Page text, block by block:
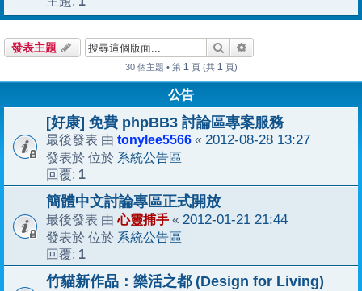
發表主題 搜尋
30 個主題 • 第 1 頁 (共 1 頁)
公告
[好康] 免費 phpBB3 討論區專案服務
最後發表 由 tonylee5566 « 2012-08-28 13:27
發表於 位於 系統公告區
回覆: 1
簡體中文討論專區正式開放
最後發表 由心靈捕手 « 2012-01-21 21:44
發表於 位於 系統公告區
回覆: 1
竹貓新作品：樂活之都 (Design for Living)